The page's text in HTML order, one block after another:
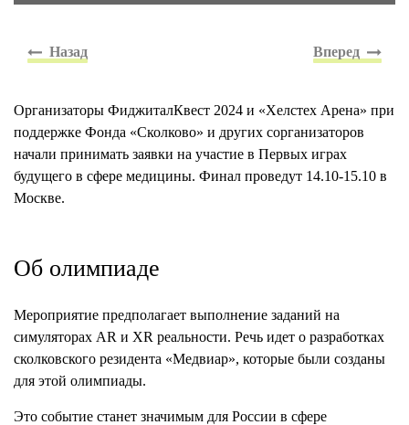
Организаторы ФиджиталКвест 2024 и «Хелстех Арена» при
поддержке Фонда «Сколково» и других сорганизаторов
начали принимать заявки на участие в Первых играх
будущего в сфере медицины. Финал проведут 14.10-15.10 в
Москве.
Об олимпиаде
Мероприятие предполагает выполнение заданий на
симуляторах AR и XR реальности. Речь идет о разработках
сколковского резидента «Медвиар», которые были созданы
для этой олимпиады.
Это событие станет значимым для России в сфере